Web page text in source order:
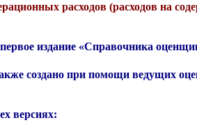
расходов (расходов на
первое издание «Справочника
создано при помощи ведущих
версиях: